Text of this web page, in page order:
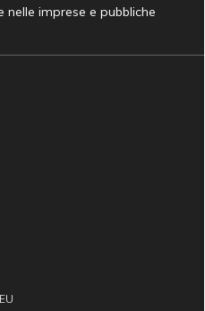
imprese e pubbliche